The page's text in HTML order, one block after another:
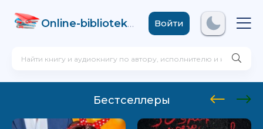
Online-biblioteka .comВойти
Бестселлеры